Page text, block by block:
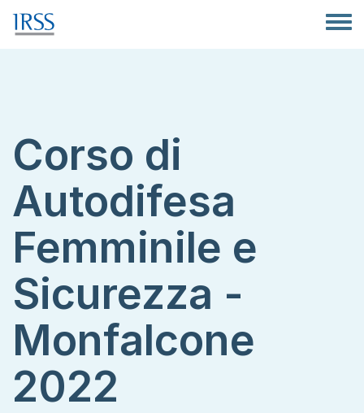
Corso di
Autodifesa
Femminile e
Sicurezza -
Monfalcone
2022